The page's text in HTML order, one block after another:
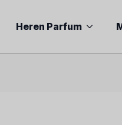
Heren Parfum